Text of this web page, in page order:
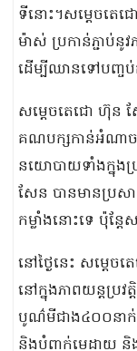
ទីនោះ។សម្ដេចតេ
ម៉ាស់ ប្រកាន់ភ្ជាប់នូ
ដើម្បីឈានទៅបញ្ច
សម្ដេចតេជោ ហ៊ុន ស
គណបក្សកាន់អំណាចស
នយោបាយទាំងក្នុង
សែន បានមានប្រស
កម្លាំងនោះទេ ប៉ុន្ត
នៅថ្ងៃនេះ សម្ដេ
នៅក្នុងភាពយន្តប្រវ
បូណ៌មីជាង៤០០នាក់
និងបំពាក់មេដាយ